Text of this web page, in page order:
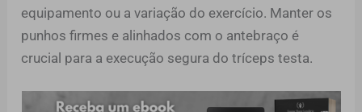
equipamento ou a variação do exercício. Manter os
punhos firmes e alinhados com o antebraço é
crucial para a execução segura do tríceps testa.